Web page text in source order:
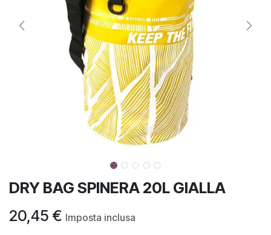
DRY BAG SPINERA 20L GIALLA
20,45 € Imposta inclusa